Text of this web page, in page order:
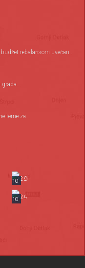
rebalansom uvećan...
grada...
teme za...
10
10